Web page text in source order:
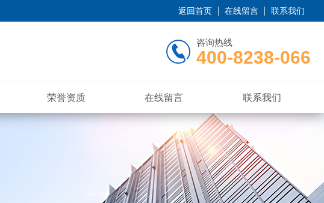
返回首页 在线留言 联系我们
咨询热线
400-8238-066
荣誉资质 在线留言 联系我们